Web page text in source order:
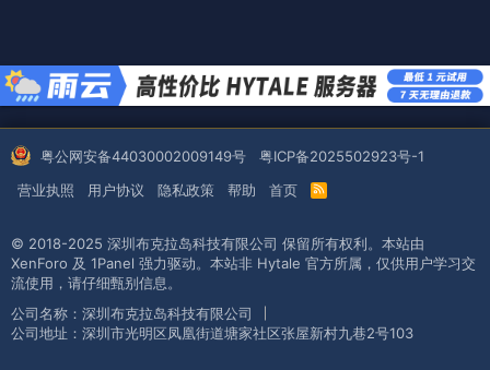
粤公网安备44030002009149号
粤ICP备2025502923号-1
营业执照
用户协议 隐私政策 帮助 首页
R
S
© 2018-2025 深圳布克拉岛科技有限公司 保留所有权利。本站由
XenForo 及 1Panel 强力驱动。本站非 Hytale 官方所属，仅供用户学习交
流使用，请仔细甄别信息。
公司名称：深圳布克拉岛科技有限公司
公司地址：深圳市光明区凤凰街道塘家社区张屋新村九巷2号103